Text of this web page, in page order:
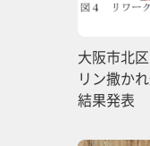
大阪市北
リン撒か
結果発表